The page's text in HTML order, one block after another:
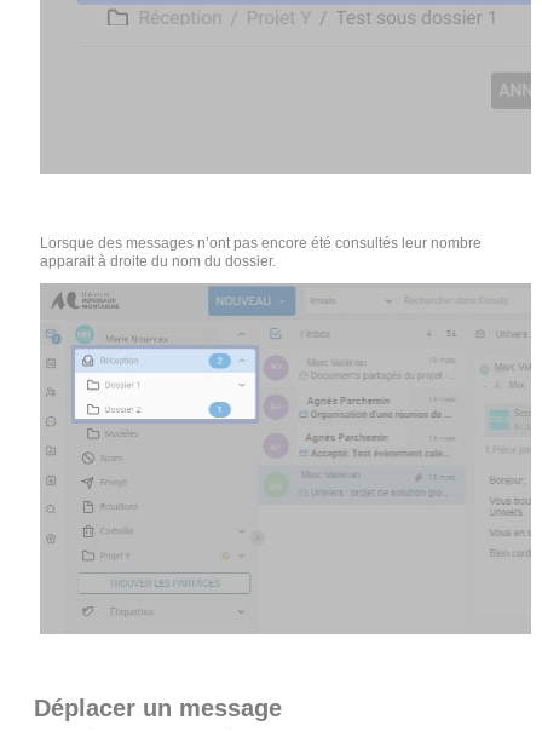
Lorsque des messages n’ont pas encore été consultés leur nombre
apparait à droite du nom du dossier.
Déplacer un message